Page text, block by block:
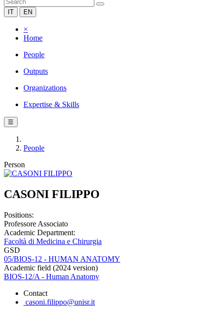
IT EN
×
Home
People
Outputs
Organizations
Expertise & Skills
☰
People
Person
CASONI FILIPPO
Positions:
Professore Associato
Academic Department:
Facoltà di Medicina e Chirurgia
GSD
05/BIOS-12 - HUMAN ANATOMY
Academic field (2024 version)
BIOS-12/A - Human Anatomy
Contact
casoni.filippo@unisr.it